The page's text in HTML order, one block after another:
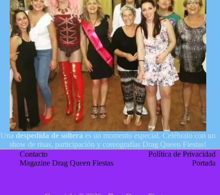
Una despedida de soltera es un momento especial. Celébralo con un
show de risas, participación y coreografías Drag Queen Fiestas!
Contacto
Política de Privacidad
Magazine Drag Queen Fiestas
Portada